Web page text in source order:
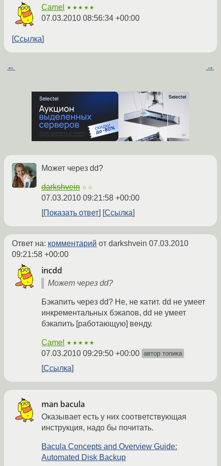
Camel ★★★★★
07.03.2010 08:56:34 +00:00
Ссылка
← →
Может через dd?
darkshvein ☆☆
07.03.2010 09:21:58 +00:00
Показать ответ
Ссылка
Ответ на: комментарий от darkshvein 07.03.2010
09:21:58 +00:00
incdd
Может через dd?
Бэкапить через dd? Не, не катит. dd не умеет
инкрементальных бэкапов, dd не умеет
бэкапить [работающую] венду.
Camel ★★★★★
07.03.2010 09:29:50 +00:00 автор топика
Ссылка
man bacula
Оказывает есть у них соответствующая
инструкция, надо бы почитать.
Bacula Concepts and Overview Guide:
Automated Disk Backup